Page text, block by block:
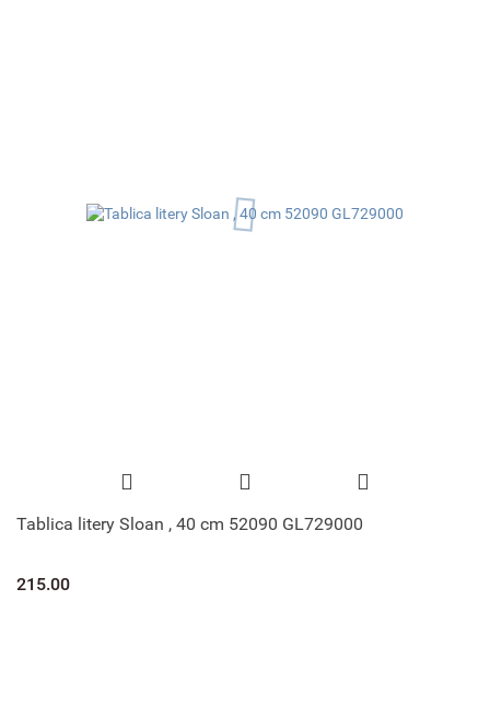
Tablica litery Sloan , 40 cm 52090 GL729000
215.00